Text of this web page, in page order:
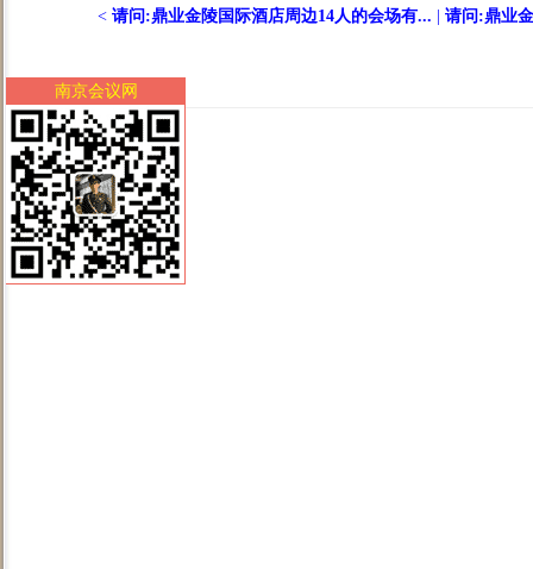
< 请问:鼎业金陵国际酒店周边14人的会场有... 请问:鼎业
南京会议网